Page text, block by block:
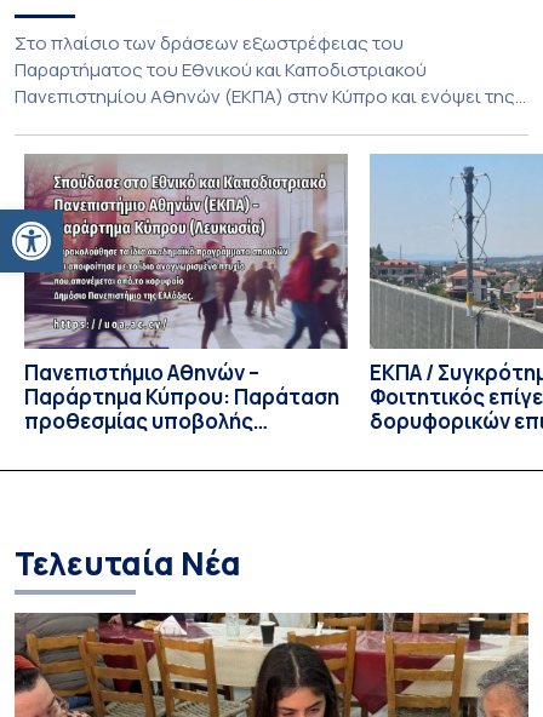
Ανοίξτε τη γραμμή εργαλείων
Στο πλαίσιο των δράσεων εξωστρέφειας του
Παραρτήματος του Εθνικού και Καποδιστριακού
Πανεπιστημίου Αθηνών (ΕΚΠΑ) στην Κύπρο και ενόψει της
Τμήματος Οικονομικών Επιστημών και του Τμήματος
Διοίκησης Επιχειρήσεων και Οργανισμών τον Σεπτέμβριο
του 2026, ο Κοσμήτορας της Σχολής Οικονομικών και
Πολιτικών Επιστημών, Καθηγητής Νικόλαος Ηρειώτης, και ο
Πρόεδρος του Τμήματος […]
Πανεπιστήμιο Αθηνών –
Παράρτημα Κύπρου: Παράταση
προθεσμίας υποβολής
υποψηφίων
ΕΚΠΑ /
Φοιτητικός
δορυφορικών
Τελευταία Νέα